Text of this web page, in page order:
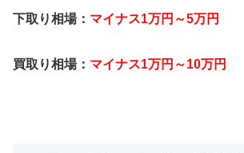
下取り相場： マイナス1万円～5万円
買取り相場： マイナス1万円～10万円